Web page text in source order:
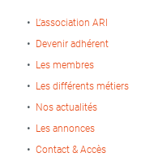
L’association ARI
Devenir adhérent
Les membres
Les différents métiers
Nos actualités
Les annonces
Contact & Accès